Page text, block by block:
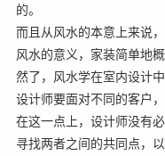
的。
而且从风水的本意上来说
风水的意义，家装简单地
然了，风水学在室内设计
设计师要面对不同的客户
在这一点上，设计师没有
寻找两者之间的共同点，